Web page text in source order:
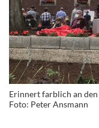
Erinnert farblich an den
Foto: Peter Ansmann